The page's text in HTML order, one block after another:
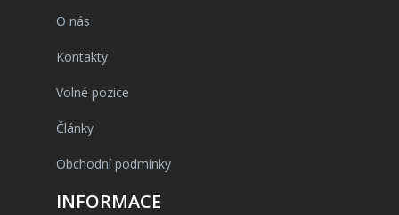
O nás
Kontakty
Volné pozice
Články
Obchodní podmínky
INFORMACE